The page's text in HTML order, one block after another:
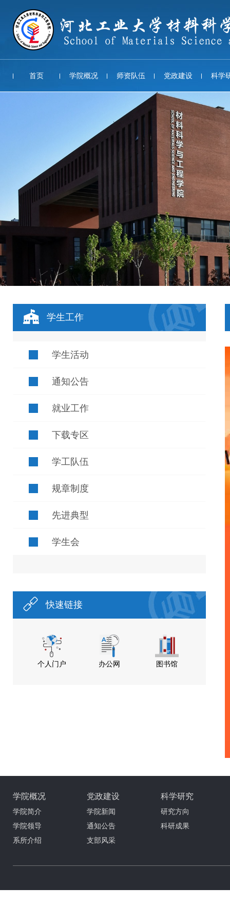
首页 学院概况 师资队伍 党政建设 科学
学生工作
学生活动
通知公告
就业工作
下载专区
学工队伍
规章制度
先进典型
学生会
快速链接
个人门户 办公网 图书馆
学院概况
学院简介
学院领导
系所介绍
党政建设
学院新闻
通知公告
支部风采
科学研究
研究方向
科研成果